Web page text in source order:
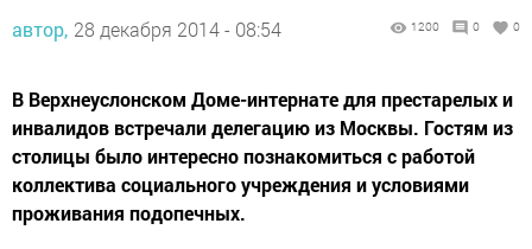
автор, 28 декабря 2014 - 08:54 1200 0 0
В Верхнеуслонском Доме-интернате для престарелых и
инвалидов встречали делегацию из Москвы. Гостям из
столицы было интересно познакомиться с работой
коллектива социального учреждения и условиями
проживания подопечных.